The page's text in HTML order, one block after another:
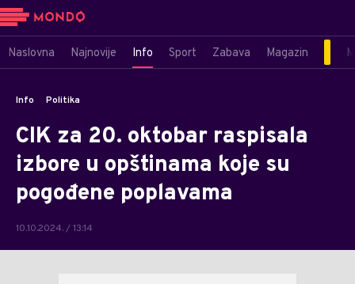
Naslovna Najnovije Info Sport Zabava Magazin
Info Politika
CIK za 20. oktobar raspisala
izbore u opštinama koje su
pogođene poplavama
10.10.2024. / 13:14